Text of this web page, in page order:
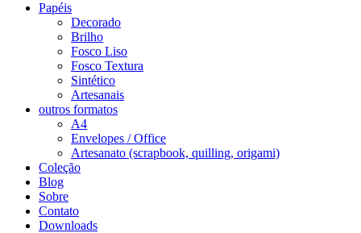
Papéis
Decorado
Brilho
Fosco Liso
Fosco Textura
Sintético
Artesanais
outros formatos
A4
Envelopes / Office
Artesanato (scrapbook, quilling, origami)
Coleção
Blog
Sobre
Contato
Downloads